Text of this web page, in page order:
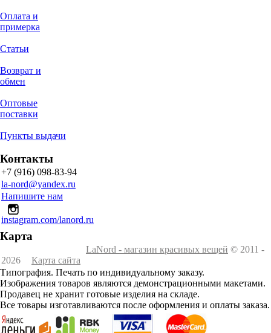
Оплата и
примерка
Статьи
Возврат и
обмен
Оптовые
поставки
Пункты выдачи
Контакты
+7 (916) 098-83-94
la-nord@yandex.ru
Напишите нам
instagram.com/lanord.ru
Карта
LaNord - магазин красивых вещей © 2011 -
2026
Карта сайта
Типография. Печать по индивидуальному заказу.
Изображения товаров являются демонстрационными макетами.
Продавец не хранит готовые изделия на складе.
Все товары изготавливаются после оформления и оплаты заказа.